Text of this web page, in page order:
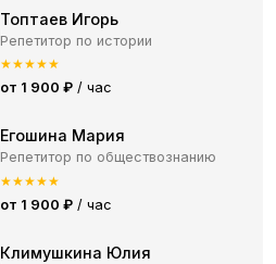
Топтаев Игорь
Репетитор по истории
★★★★★
от 1 900 ₽ / час
Егошина Мария
Репетитор по обществознанию
★★★★★
от 1 900 ₽ / час
Климушкина Юлия